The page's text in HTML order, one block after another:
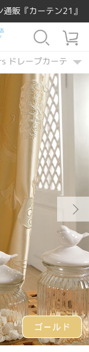
販『カーテン21』
ドレープカーテン
ープカーテン
レープカーテン
プカーテン
> Poitiers ドレープ
ドレープカーテン
ドレープカーテン
Poitiers ドレープカ
テン
>Poitiers ドレープ
プカーテン
プカーテン
ン